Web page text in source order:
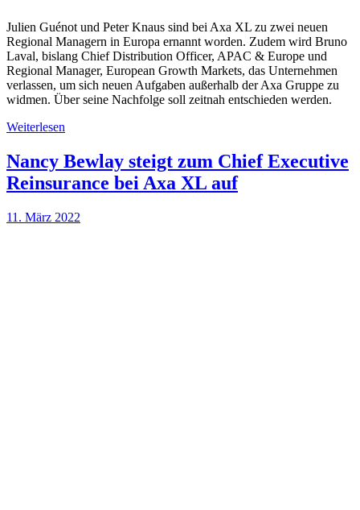
Julien Guénot und Peter Knaus sind bei Axa XL zu zwei neuen
Regional Managern in Europa ernannt worden. Zudem wird Bruno
Laval, bislang Chief Distribution Officer, APAC & Europe und
Regional Manager, European Growth Markets, das Unternehmen
verlassen, um sich neuen Aufgaben außerhalb der Axa Gruppe zu
widmen. Über seine Nachfolge soll zeitnah entschieden werden.
Weiterlesen
Nancy Bewlay steigt zum Chief Executive
Reinsurance bei Axa XL auf
11. März 2022